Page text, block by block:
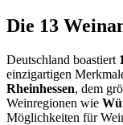
Die 13
Deutschland boastiert
einzigartigen
Rheinhessen, dem
Weinregionen wie
Möglichkeiten für